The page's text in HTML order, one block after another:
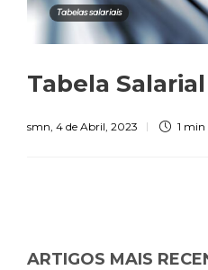
Tabelas salariais
Tabela
smn 4 de Abril, 2023 1 min
ARTIGOS MAIS